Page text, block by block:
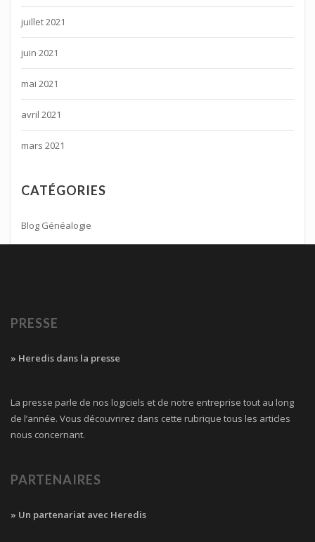
juillet 2021
juin 2021
mai 2021
avril 2021
mars 2021
CATÉGORIES
Blog Généalogie
PRESSE
» Heredis dans la presse
La presse parle de nos logiciels et de notre entreprise tout au long
de l’année. Vous découvrirez dans cette rubrique tous les articles
nous concernant.
PARTENAIRES
» Un partenariat avec Heredis